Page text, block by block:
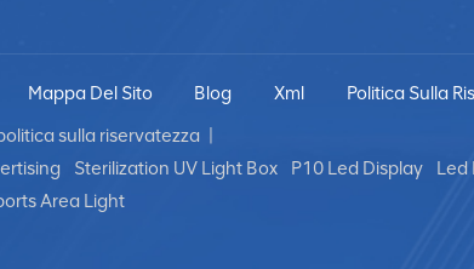
Mappa Del Sito Blog Xml
Politica Sulla
sulla riservatezza
Sterilization UV Light Box P10 Led Display Led
Area Light